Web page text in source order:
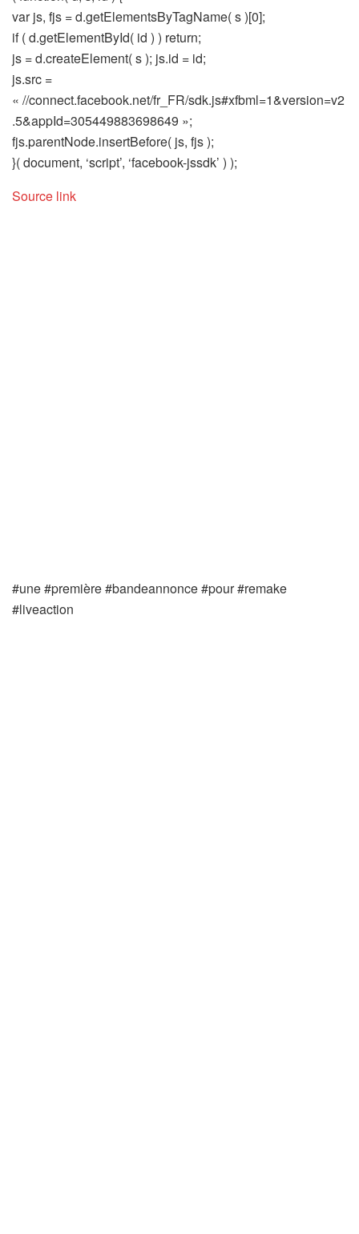
var js, fjs = d.getElementsByTagName( s )[0];
if ( d.getElementById( id ) ) return;
js = d.createElement( s ); js.id = id;
js.src =
« //connect.facebook.net/fr_FR/sdk.js#xfbml=1&version=v2
.5&appId=305449883698649 »;
fjs.parentNode.insertBefore( js, fjs );
}( document, ‘script’, ‘facebook-jssdk’ ) );
Source link
#une #première #bandeannonce #pour #remake
#liveaction